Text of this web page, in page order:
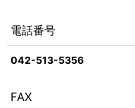
電話番号
042-513-5356
FAX